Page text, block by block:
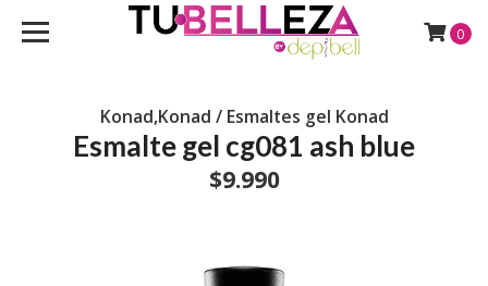
0
Konad,Konad / Esmaltes gel Konad
Esmalte gel cg081 ash blue
$9.990